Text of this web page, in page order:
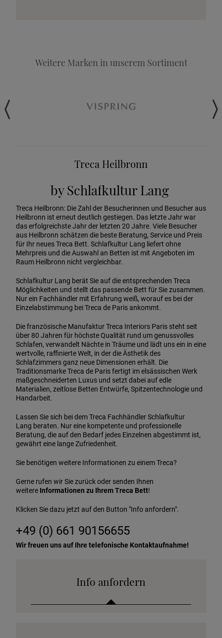
Weitere Marken in unserem Sortiment
Treca Heilbronn
by Schlafkultur Lang
Treca Heilbronn: Die Zahl der Besucherinnen und Besucher aus
Heilbronn ist erneut deutlich gestiegen. Das letzte Jahr war
das erfolgreichste Jahr der letzten 20 Jahre. Viele Besucher
aus Heilbronn schätzen die beste Beratung, Service und Preis
für Ihr neues Treca Bett. Schlafkultur Lang liefert ohne
Mehrpreis und die Auswahl an Betten ist mit Angeboten im
Raum Heilbronn nicht vergleichbar.
Schlafkultur Lang berät Sie auf die entsprechenden Treca
Möglichkeiten und stellt das passende Bett für Sie zusammen.
Nur ein Fachhändler mit Erfahrung weiß, worauf es bei der
Einzelabstimmung bei Treca de Paris ankommt.
Die französische Manufaktur Treca Interiors Paris steht seit
über 80 Jahren für höchste Qualität rund um genussvolles
Schlafen, verwandelt Nächte in Träume und lädt uns ein in eine
wertvolle, raffinierte Welt, in der die Ästhetik des
Schlafzimmers ganz neue Dimensionen erhält. Die
Traditionsmarke Treca de Paris fertigt im elsässischen Werk
maßgeschneiderten Luxus und setzt dabei auf edle
Materialien, zeitlose Betten Entwürfe, Spitzentechnologie und
Handarbeit.
Lassen Sie sich bei dem Treca Fachhändler Schlafkultur
Lang beraten. Nur eine kompetente und professionelle
Beratung, die auf den Bedarf jedes Einzelnen abgestimmt ist,
gewährt eine lange Zufriedenheit.
Sie benötigen weitere Informationen zu einem Treca?
Gerne rufen wir Sie zurück oder senden Ihnen
weitere Informationen zu Ihrem Treca Bett!
Klicken Sie dazu jetzt auf den Button "Info anfordern".
+49 (0) 661 90156655
Wir freuen uns auf Ihre telefonische Kontaktaufnahme!
Info anfordern